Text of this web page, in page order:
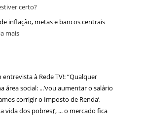
certo?
inflação, metas e bancos centrais
mais
à Rede TV!: “Qualquer
área social: ...‘vou aumentar o salário
corrigir o Imposto de Renda’,
vida dos pobres)’, ... o mercado fica